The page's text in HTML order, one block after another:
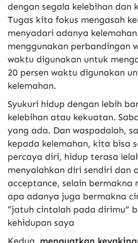
dengan segala kelebihan dan
Tugas kita fokus mengasah
menyadari adanya
menggunakan perbandingan
waktu digunakan untuk
20 persen waktu digunakan
kelemahan.
Syukuri hidup dengan lebih
kelebihan atau kekuatan.
yang ada. Dan waspadalah,
kepada kelemahan, kita bisa
percaya diri, hidup terasa
menyalahkan diri sendiri dan
acceptance, selain
apa adanya juga bermakna
“jatuh cintalah pada dirimu”
kehidupan saya